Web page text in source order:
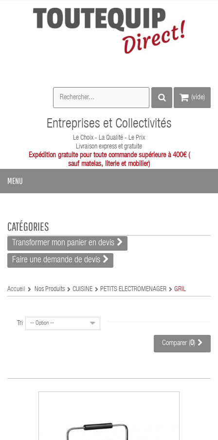
(vide)
Entreprises et Collectivités
Le Choix - La Qualité - Le Prix
Livraison express et gratuite
Expédition gratuite pour toute commande supérieure à 400€ (
sauf matelas, literie et mobilier)
MENU
CATÉGORIES
Transformer mon panier en devis
Faire une demande de devis
Accueil Nos Produits CUISINE PETITS ELECTROMENAGER GRIL
Tri -- Option --
Comparer (0)